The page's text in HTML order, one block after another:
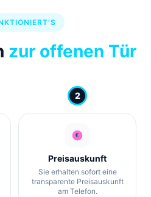
zur offenen Tür
2
Preisauskunft
Sie erhalten sofort eine
transparente Preisauskunft
am Telefon.